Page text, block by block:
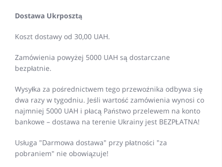
Dostawa Ukrposztą
Koszt dostawy od 30,00 UAH.
Zamówienia powyżej 5000 UAH są dostarczane
bezpłatnie.
Wysyłka za pośrednictwem tego przewoźnika odbywa się
dwa razy w tygodniu. Jeśli wartość zamówienia wynosi co
najmniej 5000 UAH i płacą Państwo przelewem na konto
bankowe – dostawa na terenie Ukrainy jest BEZPŁATNA!
Usługa "Darmowa dostawa" przy płatności "za
pobraniem" nie obowiązuje!